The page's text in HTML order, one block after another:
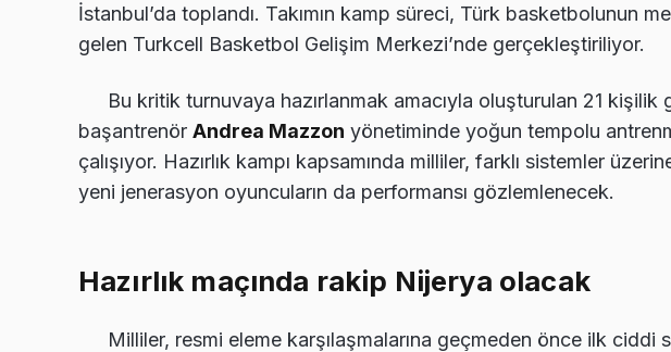
İstanbul’da toplandı. Takımın kamp süreci, Türk basketbolunun
gelen Turkcell Basketbol Gelişim Merkezi’nde gerçekleştiriliyor.
Bu kritik turnuvaya hazırlanmak amacıyla oluşturulan 21 kişilik
başantrenör Andrea Mazzon yönetiminde yoğun tempolu
çalışıyor. Hazırlık kampı kapsamında milliler, farklı sistemler
yeni jenerasyon oyuncuların da performansı gözlemlenecek.
Hazırlık maçında rakip Nijerya olacak
Milliler, resmi eleme karşılaşmalarına geçmeden önce ilk ciddi